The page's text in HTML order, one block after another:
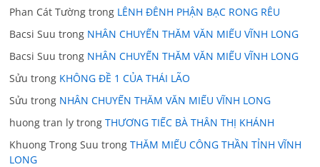
Phan Cát Tường trong LÊNH ĐÊNH PHẬN BẠC RONG RÊU
Bacsi Suu trong NHÂN CHUYẾN THĂM VĂN MIẾU VĨNH LONG
Bacsi Suu trong NHÂN CHUYẾN THĂM VĂN MIẾU VĨNH LONG
Sửu trong KHÔNG ĐỀ 1 CỦA THÁI LÃO
Sửu trong NHÂN CHUYẾN THĂM VĂN MIẾU VĨNH LONG
huong tran ly trongTHƯƠNG TIẾC BÀ THÂN THỊ KHÁNH
Khuong Trong Suu trongTHĂM MIẾU CÔNG THẦN TỈNH VĨNH
LONG